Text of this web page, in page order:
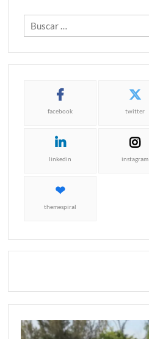
facebook twitter
linkedin instagram
themespiral